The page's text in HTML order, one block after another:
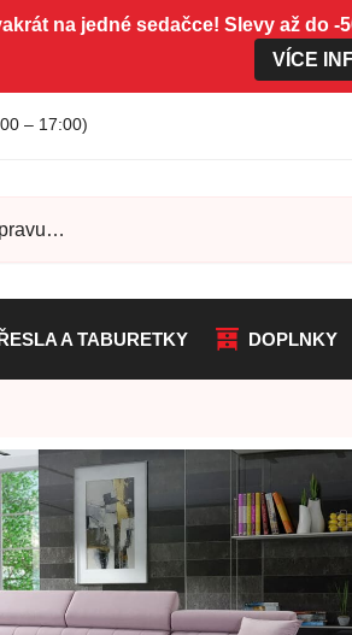
na jedné sedačce! Slevy až do -
VÍCE
– 17:00)
A TABURETKY DOPLNKY